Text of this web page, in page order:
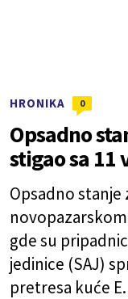
HRONIKA 0
Opsadno
stigao sa 11
Opsadno stanje
gde su
jedinice (SAJ)
pretresa kuće E.